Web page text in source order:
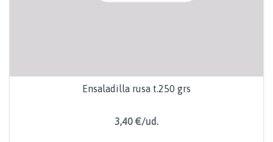
Ensaladilla rusa t.250 grs
3,40 €/ud.